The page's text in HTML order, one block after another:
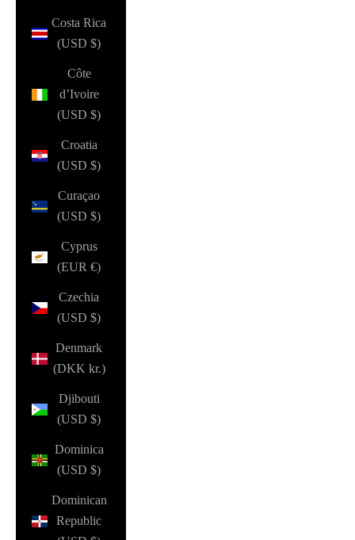
Costa Rica
(USD $)
Côte
d’Ivoire
(USD $)
Croatia
(USD $)
Curaçao
(USD $)
Cyprus
(EUR €)
Czechia
(USD $)
Denmark
(DKK kr.)
Djibouti
(USD $)
Dominica
(USD $)
Dominican
Republic